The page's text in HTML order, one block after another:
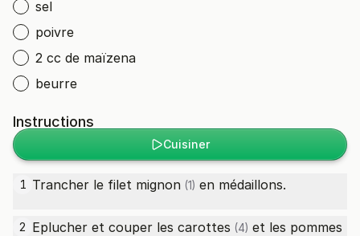
sel
poivre
2 cc de maïzena
beurre
Instructions
Cuisiner
1 Trancher le filet mignon (1) en médaillons.
2 Eplucher et couper les carottes (4) et les pommes